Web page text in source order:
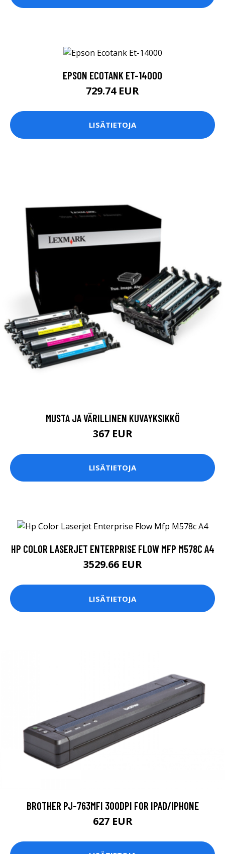
EPSON ECOTANK ET-14000
729.74 EUR
LISÄTIETOJA
MUSTA JA VÄRILLINEN KUVAYKSIKKÖ
367 EUR
LISÄTIETOJA
HP COLOR LASERJET ENTERPRISE FLOW MFP M578C A4
3529.66 EUR
LISÄTIETOJA
BROTHER PJ-763MFI 300DPI FOR IPAD/IPHONE
627 EUR